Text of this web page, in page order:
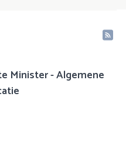
Minister - Algemene